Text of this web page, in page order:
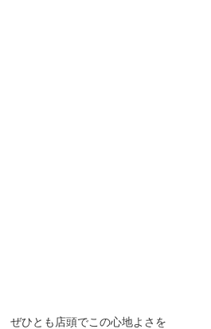
ぜひとも店頭でこの心地よさを